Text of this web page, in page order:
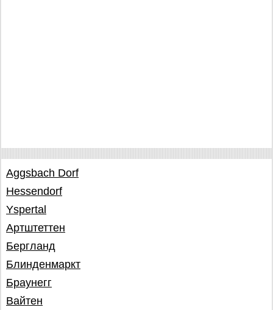
Aggsbach Dorf
Hessendorf
Yspertal
Артштеттен
Бергланд
Блинденмаркт
Браунегг
Вайтен